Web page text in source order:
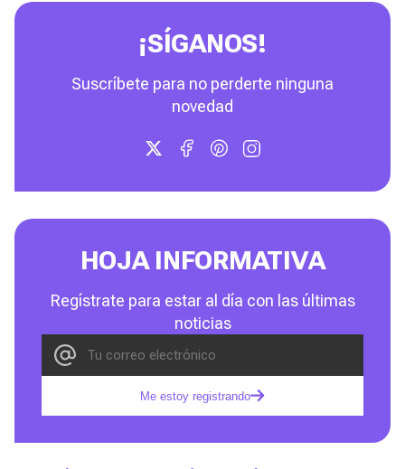
¡SÍGANOS!
Suscríbete para no perderte ninguna
novedad
HOJA INFORMATIVA
Regístrate para estar al día con las últimas
noticias
Me estoy registrando